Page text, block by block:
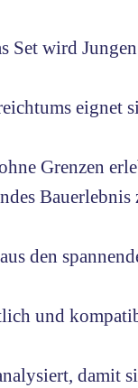
Set wird
eignet
Grenzen
Bauerlebnis
den
und
damit